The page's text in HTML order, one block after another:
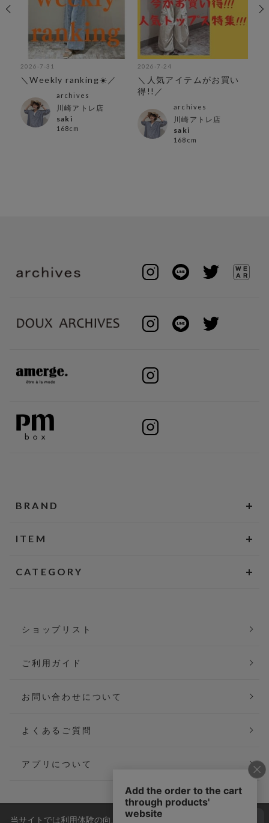
2026-7-31
＼Weekly ranking☀️／
archives
川崎アトレ店
saki
168cm
2026-7-24
＼人気アイテムがお買い
得!!／
archives
川崎アトレ店
saki
168cm
BRAND
ITEM
CATEGORY
ショップリスト
ご利用ガイド
お問い合わせについて
よくあるご質問
アプリについて
当サイトでは利用体験の向上およびコンテンツの最適な提供、ト